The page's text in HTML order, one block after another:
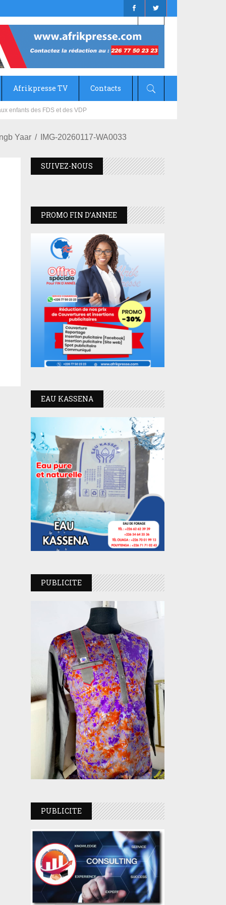
Afrikpresse TV Contacts
Yaar IMG-20260117-WA0033
SUIVEZ-NOUS
PROMO FIN D’ANNEE
EAU KASSENA
PUBLICITE
PUBLICITE